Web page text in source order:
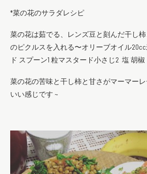
*菜の花のサラダレシピ
菜の花は茹でる、レンズ豆と刻んだ干し
のピクルスを入れる〜オリーブオイル
ド スプーン1 粒マスタード小さじ2 塩 胡
菜の花の苦味と干し柿と甘さがマーマー
いい感じです ~